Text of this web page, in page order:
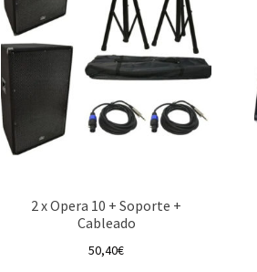
2 x Opera 10 + Soporte +
Cableado
50,40€